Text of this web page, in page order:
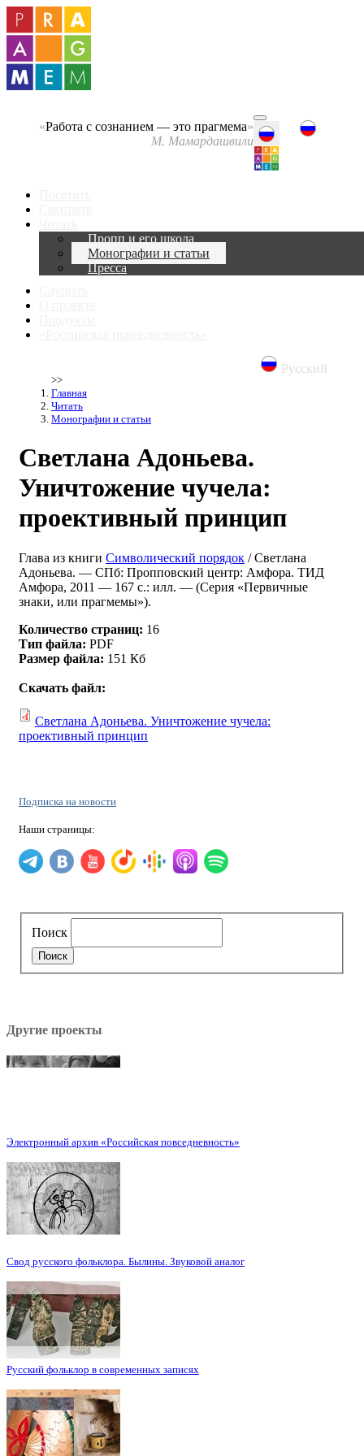
«Работа с сознанием — это прагмема»
М. Мамардашвили
Пропп и его школа
Монографии и статьи
Пресса
Русский
>>
Главная
Читать
Монографии и статьи
Светлана Адоньева.
Уничтожение чучела:
проективный принцип
Глава из книги Символический порядок / Светлана
Адоньева. — СПб: Пропповский центр: Амфора. ТИД
Амфора, 2011 — 167 с.: илл. — (Серия «Первичные
знаки, или прагмемы»).
Количество страниц: 16
Тип файла: PDF
Размер файла: 151 Кб
Скачать файл:
Светлана Адоньева. Уничтожение чучела:
проективный принцип
Подписка на новости
Наши страницы:
Поиск
Другие проекты
Электронный архив «Российская повседневность»
Свод русского фольклора. Былины. Звуковой аналог
Русский фольклор в современных записях